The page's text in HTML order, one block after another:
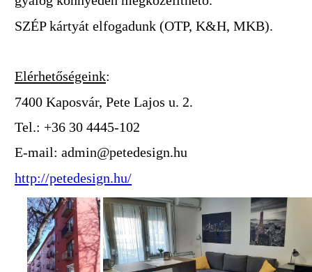
SZÉP kártyát elfogadunk (OTP, K&H, MKB).
Elérhetőségeink:
7400 Kaposvár, Pete Lajos u. 2.
Tel.: +36 30 4445-102
E-mail: admin@petedesign.hu
http://petedesign.hu/